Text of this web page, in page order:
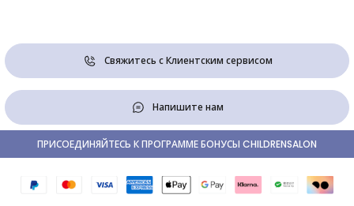
Свяжитесь с Клиентским сервисом
Напишите нам
ПРИСОЕДИНЯЙТЕСЬ К ПРОГРАММЕ БОНУСЫ CHILDRENSALON